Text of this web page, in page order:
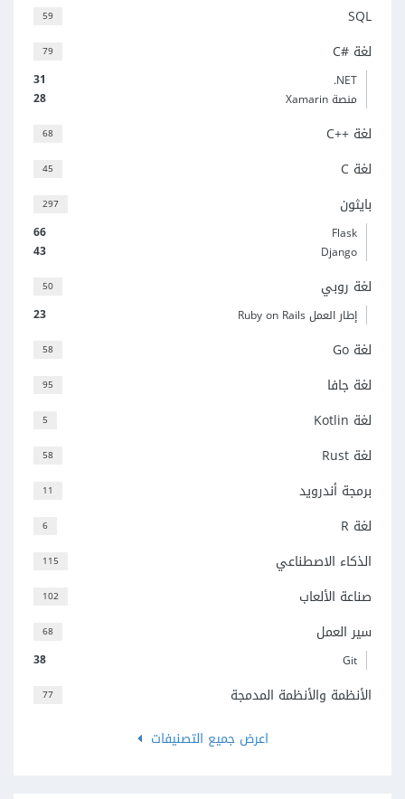
59 SQL
79 لغة C#‎
31
‎.NET
28
منصة Xamarin
68 لغة C++‎
45 لغة C
297 بايثون
66
Flask
43
Django
50 لغة روبي
23 إطار العمل Ruby on Rails
58 لغة Go
95 لغة جافا
5 لغة Kotlin
58 لغة Rust
11 برمجة أندرويد
6 لغة R
115 الذكاء الاصطناعي
102 صناعة الألعاب
68 سير العمل
38 Git
77
الأنظمة والأنظمة المدمجة
اعرض جميع التصنيفات